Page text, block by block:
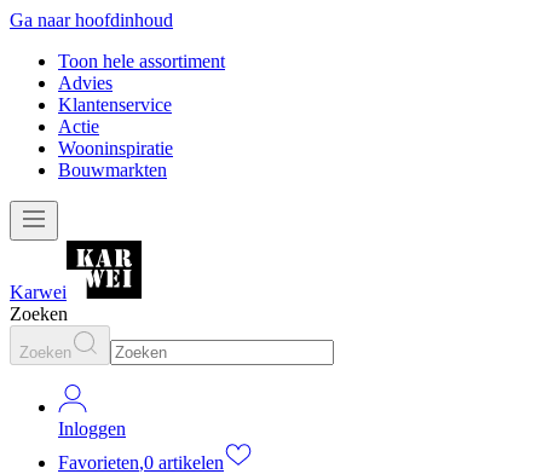
Ga naar hoofdinhoud
Toon hele assortiment
Advies
Klantenservice
Actie
Wooninspiratie
Bouwmarkten
Karwei
Zoeken
Zoeken
Inloggen
Favorieten,0 artikelen